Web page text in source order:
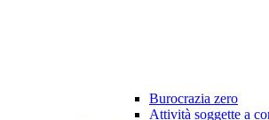
Burocrazia zero
Attività soggette a